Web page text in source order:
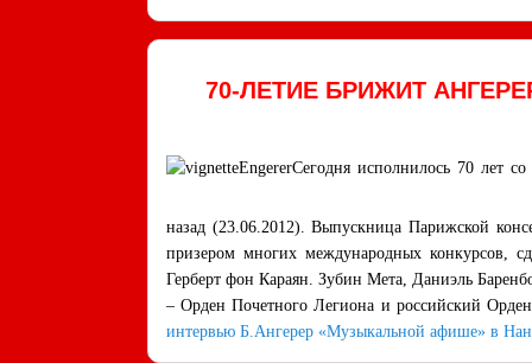
70-ЛЕТИЕ БРИЖИТ
Сегодня исполнилось 70 лет
назад (23.06.2012). Выпускница Парижской
призером многих международных конкурсов,
Герберт фон Караян. Зубин Мета, Даниэль
– Орден Почетного Легиона и российский
интервью Б.Ангерер «Музыкальной афише» в